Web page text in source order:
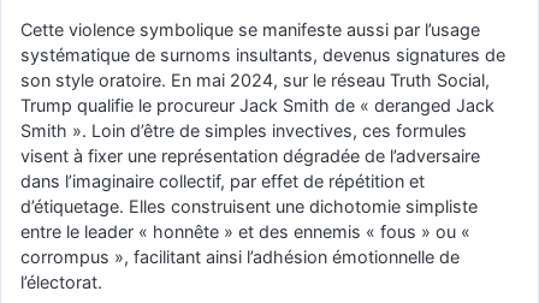
Cette violence symbolique se manifeste aussi par l’usage
systématique de surnoms insultants, devenus signatures de
son style oratoire. En mai 2024, sur le réseau Truth Social,
Trump qualifie le procureur Jack Smith de « deranged Jack
Smith ». Loin d’être de simples invectives, ces formules
visent à fixer une représentation dégradée de l’adversaire
dans l’imaginaire collectif, par effet de répétition et
d’étiquetage. Elles construisent une dichotomie simpliste
entre le leader « honnête » et des ennemis « fous » ou «
corrompus », facilitant ainsi l’adhésion émotionnelle de
l’électorat.